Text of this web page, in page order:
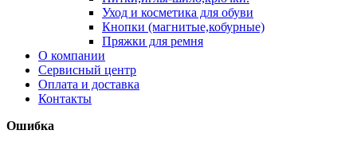
Уход и косметика для обуви
Кнопки (магнитые,кобурные)
Пряжки для ремня
О компании
Сервисный центр
Оплата и доставка
Контакты
Ошибка